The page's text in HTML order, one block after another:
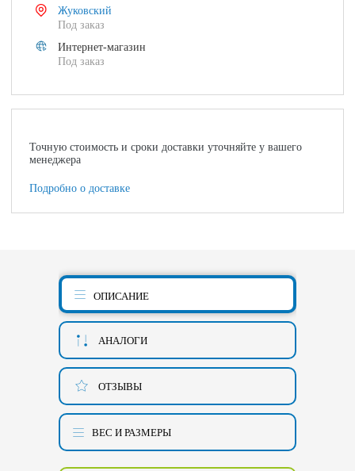
Жуковский
Под заказ
Интернет-магазин
Под заказ
Точную стоимость и сроки доставки уточняйте у вашего
менеджера
Подробно о доставке
ОПИСАНИЕ
АНАЛОГИ
ОТЗЫВЫ
ВЕС И РАЗМЕРЫ